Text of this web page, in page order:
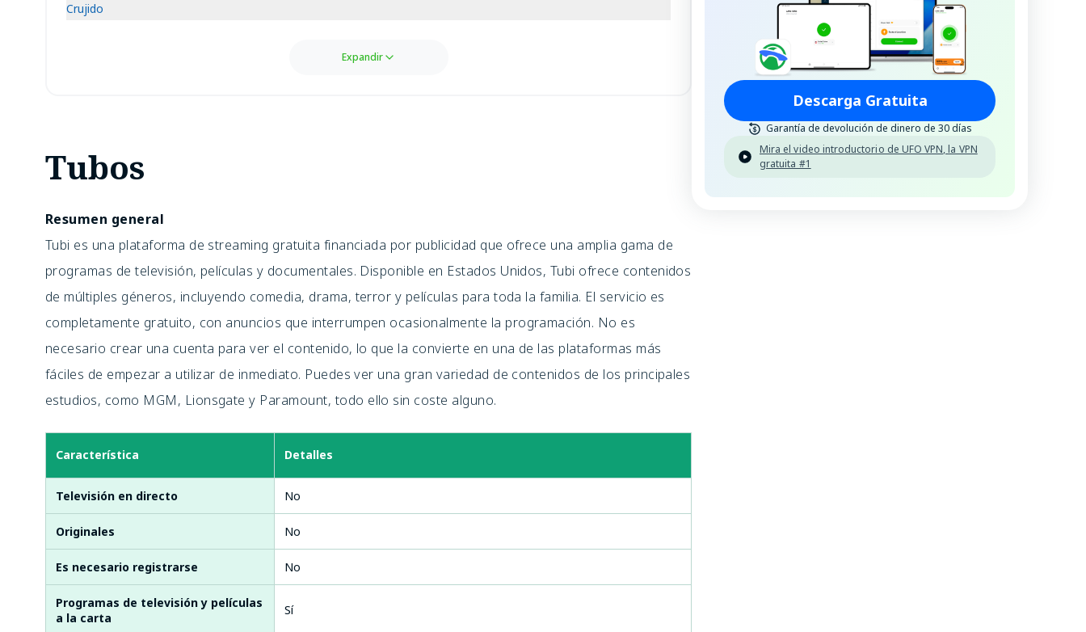
Crujido
Expandir
Tubos
Resumen general
Tubi es una plataforma de streaming gratuita financiada por publicidad que ofrece una amplia gama de
programas de televisión, películas y documentales. Disponible en Estados Unidos, Tubi ofrece contenidos
de múltiples géneros, incluyendo comedia, drama, terror y películas para toda la familia. El servicio es
completamente gratuito, con anuncios que interrumpen ocasionalmente la programación. No es
necesario crear una cuenta para ver el contenido, lo que la convierte en una de las plataformas más
fáciles de empezar a utilizar de inmediato. Puedes ver una gran variedad de contenidos de los principales
estudios, como MGM, Lionsgate y Paramount, todo ello sin coste alguno.
Característica Detalles
Televisión en directo No
Originales No
Es necesario registrarse No
Programas de televisión y películas
a la carta
Sí
Descarga Gratuita
Garantía de devolución de dinero de 30 días
Mira el video introductorio de UFO VPN, la VPN
gratuita #1